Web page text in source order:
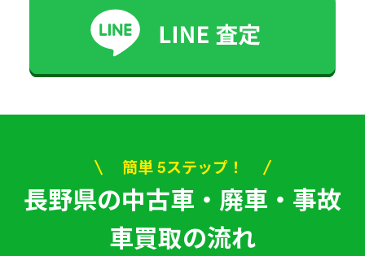
簡単 5ステップ！
長野県の中古車・廃車・事故
車買取の流れ